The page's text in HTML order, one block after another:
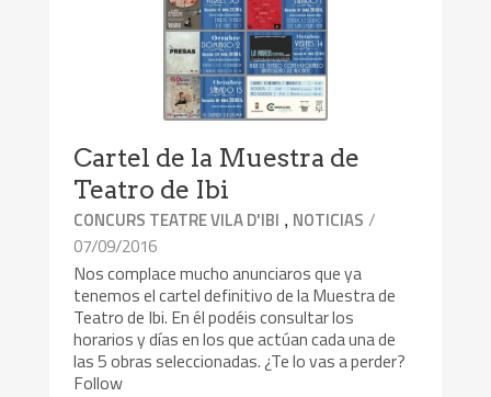
Cartel de la Muestra de
Teatro de Ibi
CONCURS TEATRE VILA D'IBI , NOTICIAS /
07/09/2016
Nos complace mucho anunciaros que ya
tenemos el cartel definitivo de la Muestra de
Teatro de Ibi. En él podéis consultar los
horarios y días en los que actúan cada una de
las 5 obras seleccionadas. ¿Te lo vas a perder?
Follow